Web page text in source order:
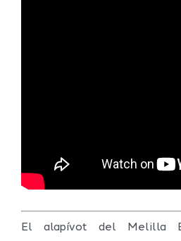
El alapívot del Melilla